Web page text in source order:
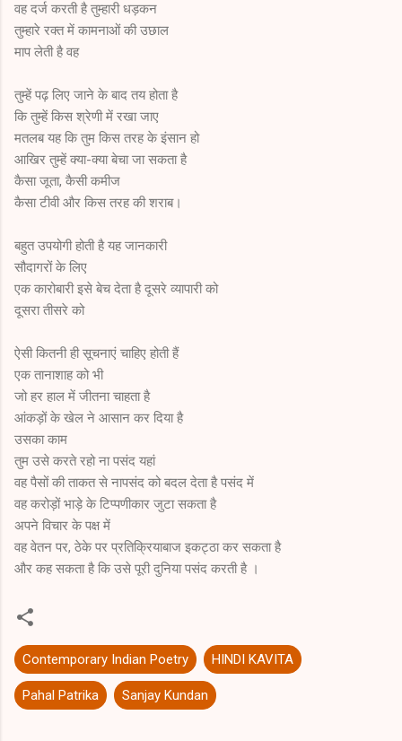
वह दर्ज करती है तुम्हारी धड़कन
तुम्हारे रक्त में कामनाओं की उछाल
माप लेती है वह
तुम्हें पढ़ लिए जाने के बाद तय होता है
कि तुम्हें किस श्रेणी में रखा जाए
मतलब यह कि तुम किस तरह के इंसान हो
आखिर तुम्हें क्या-क्या बेचा जा सकता है
कैसा जूता, कैसी कमीज
कैसा टीवी और किस तरह की शराब।
बहुत उपयोगी होती है यह जानकारी
सौदागरों के लिए
एक कारोबारी इसे बेच देता है दूसरे व्यापारी को
दूसरा तीसरे को
ऐसी कितनी ही सूचनाएं चाहिए होती हैं
एक तानाशाह को भी
जो हर हाल में जीतना चाहता है
आंकड़ों के खेल ने आसान कर दिया है
उसका काम
तुम उसे करते रहो ना पसंद यहां
वह पैसों की ताकत से नापसंद को बदल देता है पसंद में
वह करोड़ों भाड़े के टिप्पणीकार जुटा सकता है
अपने विचार के पक्ष में
वह वेतन पर, ठेके पर प्रतिक्रियाबाज इकट्ठा कर सकता है
और कह सकता है कि उसे पूरी दुनिया पसंद करती है ।
Contemporary Indian Poetry HINDI KAVITA
Pahal Patrika Sanjay Kundan